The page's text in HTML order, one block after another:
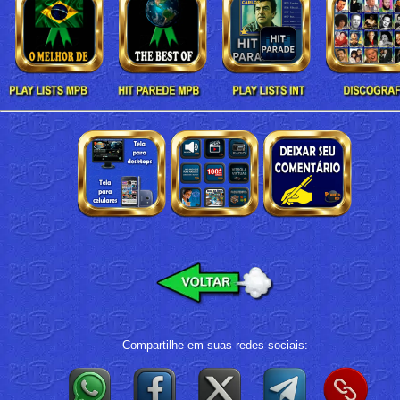
Compartilhe em suas redes sociais: